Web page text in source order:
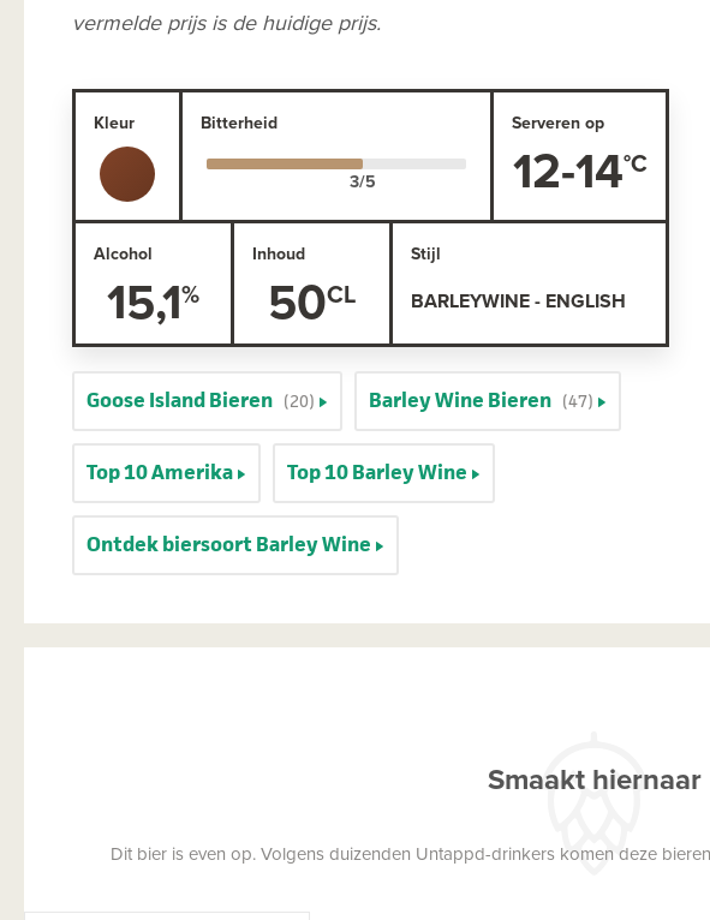
vermelde prijs is de huidige prijs.
Kleur Bitterheid Serveren op
12-14
Alcohol
15,1
Inhoud
50
Stijl
BARLEYWINE - ENGLISH
Goose Island Bieren (20) Barley Wine Bieren (47)
Top 10 Amerika Top 10 Barley Wine
Ontdek biersoort Barley Wine
Smaakt hiernaar
Dit bier is even op. Volgens duizenden Untappd-drinkers komen deze